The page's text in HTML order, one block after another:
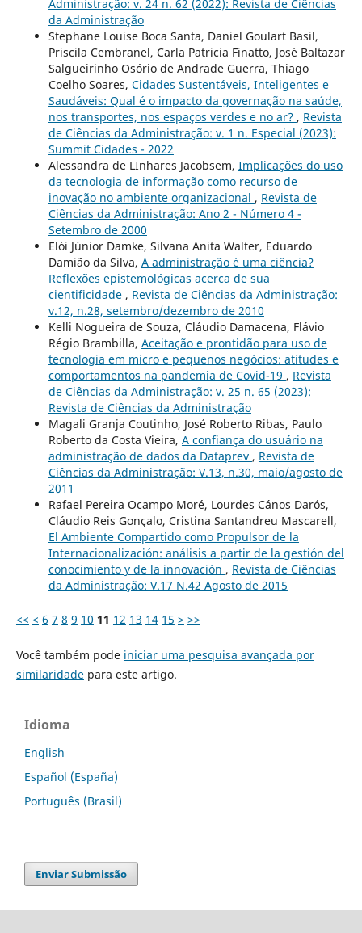
Administração: v. 24 n. 62 (2022): Revista de Ciências
da Administração
Stephane Louise Boca Santa, Daniel Goulart Basil,
Priscila Cembranel, Carla Patricia Finatto, José Baltazar
Salgueirinho Osório de Andrade Guerra, Thiago
Coelho Soares, Cidades Sustentáveis, Inteligentes e
Saudáveis: Qual é o impacto da governação na saúde,
nos transportes, nos espaços verdes e no ar? , Revista
de Ciências da Administração: v. 1 n. Especial (2023):
Summit Cidades - 2022
Alessandra de LInhares Jacobsem, Implicações do uso
da tecnologia de informação como recurso de
inovação no ambiente organizacional , Revista de
Ciências da Administração: Ano 2 - Número 4 -
Setembro de 2000
Elói Júnior Damke, Silvana Anita Walter, Eduardo
Damião da Silva, A administração é uma ciência?
Reflexões epistemológicas acerca de sua
cientificidade , Revista de Ciências da Administração:
v.12, n.28, setembro/dezembro de 2010
Kelli Nogueira de Souza, Cláudio Damacena, Flávio
Régio Brambilla, Aceitação e prontidão para uso de
tecnologia em micro e pequenos negócios: atitudes e
comportamentos na pandemia de Covid-19 , Revista
de Ciências da Administração: v. 25 n. 65 (2023):
Revista de Ciências da Administração
Magali Granja Coutinho, José Roberto Ribas, Paulo
Roberto da Costa Vieira, A confiança do usuário na
administração de dados da Dataprev , Revista de
Ciências da Administração: V.13, n.30, maio/agosto de
2011
Rafael Pereira Ocampo Moré, Lourdes Cános Darós,
Cláudio Reis Gonçalo, Cristina Santandreu Mascarell,
El Ambiente Compartido como Propulsor de la
Internacionalización: análisis a partir de la gestión del
conocimiento y de la innovación , Revista de Ciências
da Administração: V.17 N.42 Agosto de 2015
<< < 6 7 8 9 10 11 12 13 14 15 > >>
Você também pode iniciar uma pesquisa avançada por
similaridadepara este artigo.
Idioma
English
Español (España)
Português (Brasil)
Enviar Submissão